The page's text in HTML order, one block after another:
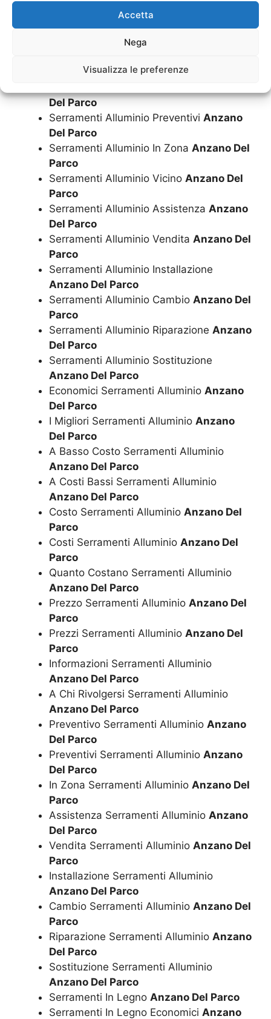
Accetta
Nega
Visualizza le preferenze
Serramenti Alluminio Informazioni
Anzano Del Parco
Anzano Del Parco
Del Parco
Serramenti Alluminio Preventivi Anzano
Del Parco
Serramenti Alluminio In Zona Anzano Del
Parco
Serramenti Alluminio Vicino Anzano Del
Parco
Serramenti Alluminio Assistenza Anzano
Del Parco
Serramenti Alluminio Vendita Anzano Del
Parco
Serramenti Alluminio Installazione
Anzano Del Parco
Serramenti Alluminio Cambio Anzano Del
Parco
Serramenti Alluminio Riparazione Anzano
Del Parco
Serramenti Alluminio Sostituzione
Anzano Del Parco
Economici Serramenti Alluminio Anzano
Del Parco
I Migliori Serramenti Alluminio Anzano
Del Parco
A Basso Costo Serramenti Alluminio
Anzano Del Parco
A Costi Bassi Serramenti Alluminio
Anzano Del Parco
Costo Serramenti Alluminio Anzano Del
Parco
Costi Serramenti Alluminio Anzano Del
Parco
Quanto Costano Serramenti Alluminio
Anzano Del Parco
Prezzo Serramenti Alluminio Anzano Del
Parco
Prezzi Serramenti Alluminio Anzano Del
Parco
Informazioni Serramenti Alluminio
Anzano Del Parco
A Chi Rivolgersi Serramenti Alluminio
Anzano Del Parco
Preventivo Serramenti Alluminio Anzano
Del Parco
Preventivi Serramenti Alluminio Anzano
Del Parco
In Zona Serramenti Alluminio Anzano Del
Parco
Assistenza Serramenti Alluminio Anzano
Del Parco
Vendita Serramenti Alluminio Anzano Del
Parco
Installazione Serramenti Alluminio
Anzano Del Parco
Cambio Serramenti Alluminio Anzano Del
Parco
Riparazione Serramenti Alluminio Anzano
Del Parco
Sostituzione Serramenti Alluminio
Anzano Del Parco
Serramenti In Legno Anzano Del Parco
Serramenti In Legno Economici Anzano